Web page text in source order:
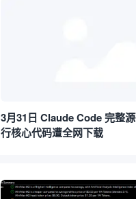
3月31日 Claude Code 完整
行核心代码遭全网下载